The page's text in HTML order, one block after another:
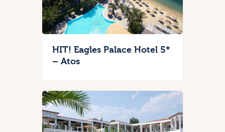
HIT! Eagles Palace Hotel 5*
– Atos